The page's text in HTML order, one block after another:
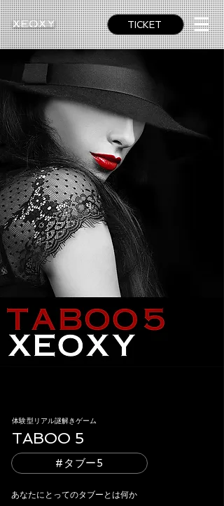
TICKET
体験型リアル謎解きゲーム
TABOO 5
​あなたにとってのタブーとは何か
#タブー5